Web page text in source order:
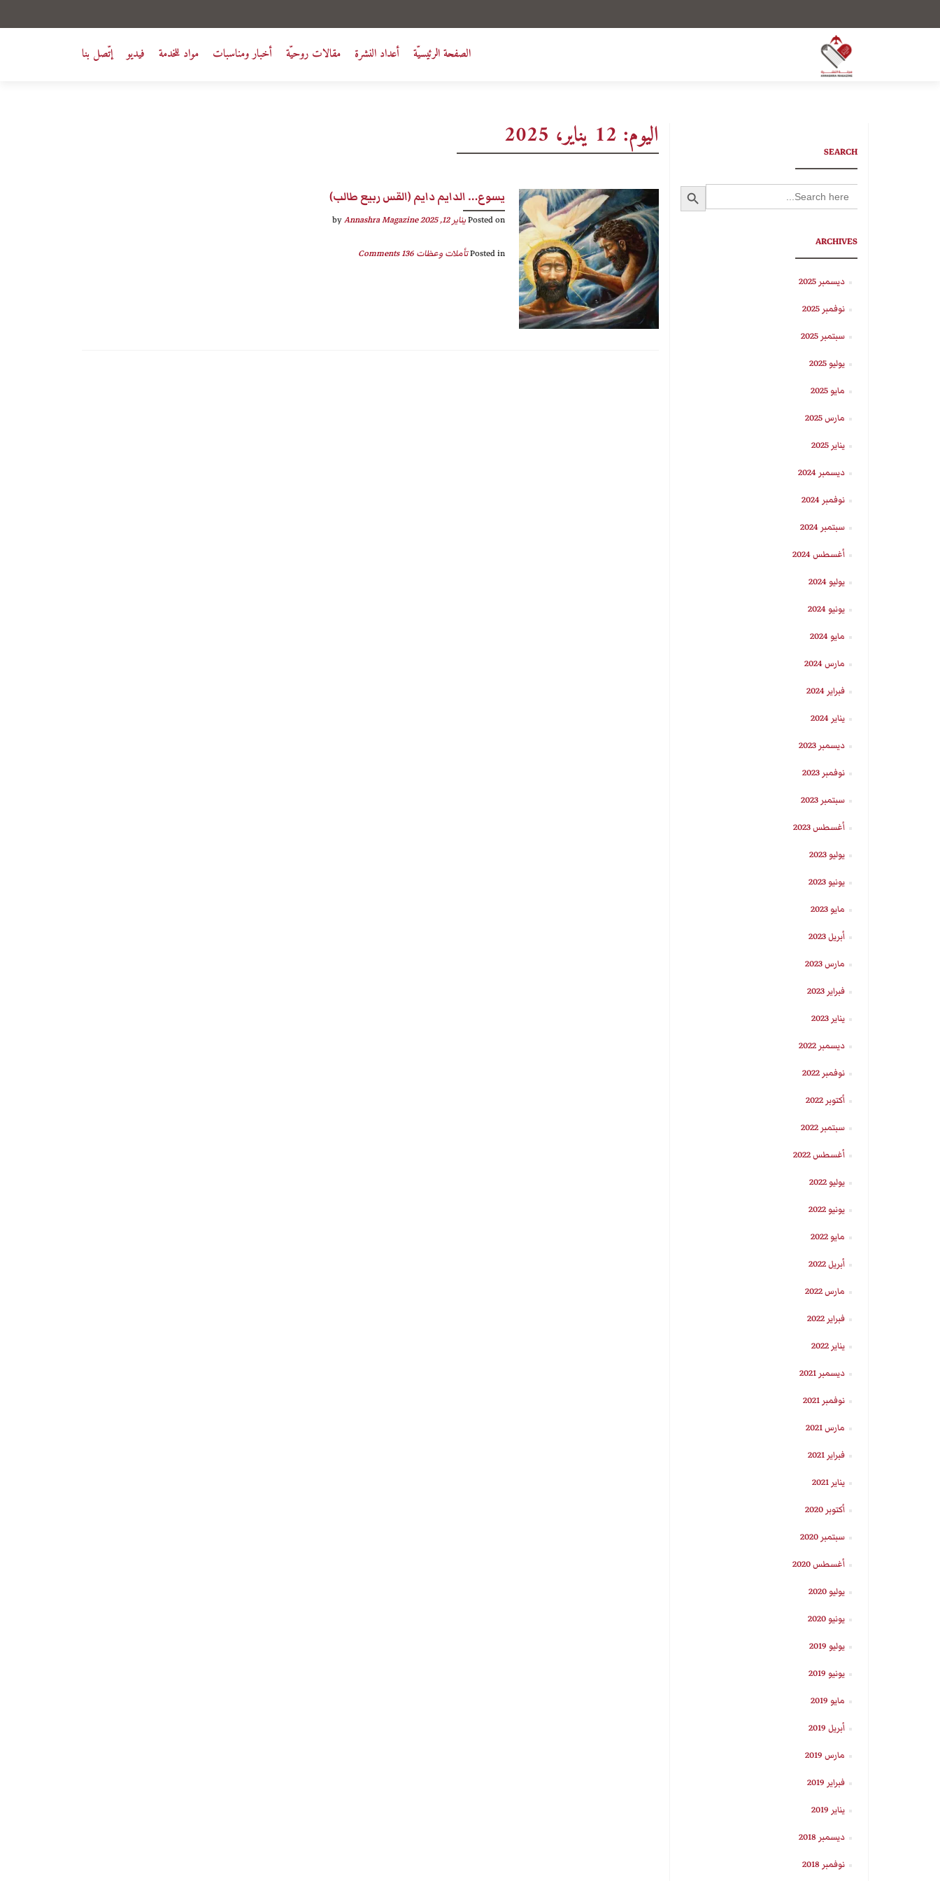
إتّصل بنا فيديو مواد للخدمة أخبار ومناسبات مقالات روحيّة أعداد النشرة الصفحة الرئيسيّة
اليوم: 12 يناير، 2025
يسوع… الدايم دايم (القس ربيع طالب)
Posted onيناير 12, 2025 by
Annashra Magazine
Posted inتأملات وعظات 136 Comments
SEARCH
Search
for:
SEARCH BUTTON
ARCHIVES
ديسمبر 2025
نوفمبر 2025
سبتمبر 2025
يوليو 2025
مايو 2025
مارس 2025
يناير 2025
ديسمبر 2024
نوفمبر 2024
سبتمبر 2024
أغسطس 2024
يوليو 2024
يونيو 2024
مايو 2024
مارس 2024
فبراير 2024
يناير 2024
ديسمبر 2023
نوفمبر 2023
سبتمبر 2023
أغسطس 2023
يوليو 2023
يونيو 2023
مايو 2023
أبريل 2023
مارس 2023
فبراير 2023
يناير 2023
ديسمبر 2022
نوفمبر 2022
أكتوبر 2022
سبتمبر 2022
أغسطس 2022
يوليو 2022
يونيو 2022
مايو 2022
أبريل 2022
مارس 2022
فبراير 2022
يناير 2022
ديسمبر 2021
نوفمبر 2021
مارس 2021
فبراير 2021
يناير 2021
أكتوبر 2020
سبتمبر 2020
أغسطس 2020
يوليو 2020
يونيو 2020
يوليو 2019
يونيو 2019
مايو 2019
أبريل 2019
مارس 2019
فبراير 2019
يناير 2019
ديسمبر 2018
نوفمبر 2018